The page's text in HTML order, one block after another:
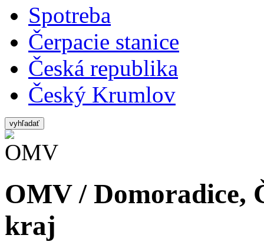
Spotreba
Čerpacie stanice
Česká republika
Český Krumlov
vyhľadať
OMV / Domoradice,
kraj